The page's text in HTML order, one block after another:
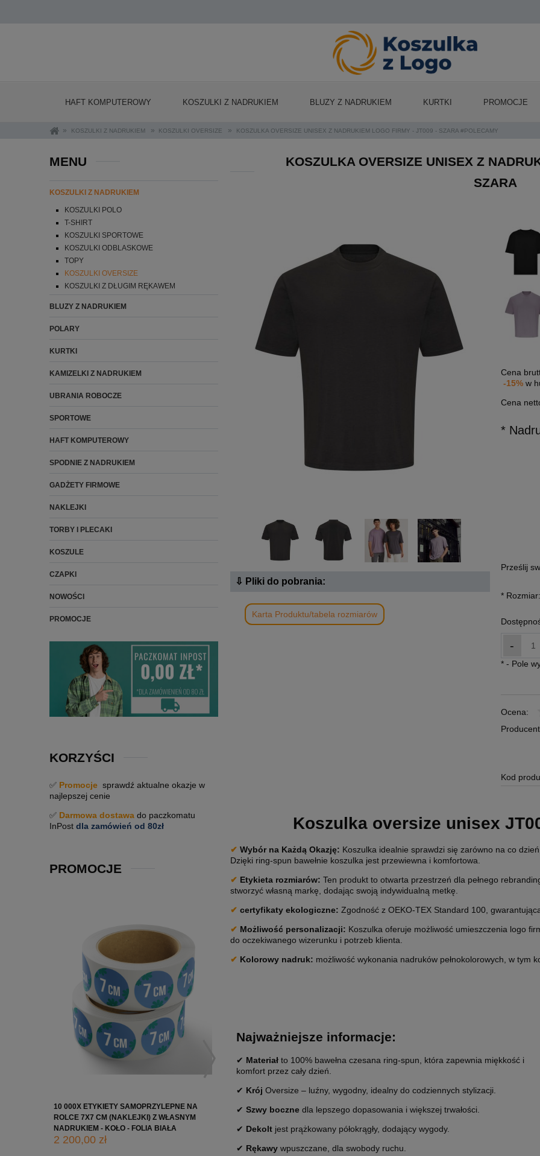
HAFT KOMPUTEROWY KOSZULKI Z NADRUKIEM BLUZY Z NADRUKIEM KURTKI PROMOCJE
» KOSZULKI Z NADRUKIEM » KOSZULKI OVERSIZE » KOSZULKA OVERSIZE UNISEX Z NADRUKIEM LOGO FIRMY - JT009 - SZARA #POLECAMY
MENU
KOSZULKI Z NADRUKIEM
KOSZULKI POLO
T-SHIRT
KOSZULKI SPORTOWE
KOSZULKI ODBLASKOWE
TOPY
KOSZULKI OVERSIZE
KOSZULKI Z DŁUGIM RĘKAWEM
BLUZY Z NADRUKIEM
POLARY
KURTKI
KAMIZELKI Z NADRUKIEM
UBRANIA ROBOCZE
SPORTOWE
HAFT KOMPUTEROWY
SPODNIE Z NADRUKIEM
GADŻETY FIRMOWE
NAKLEJKI
TORBY I PLECAKI
KOSZULE
CZAPKI
NOWOŚCI
PROMOCJE
KORZYŚCI
✅ Promocje sprawdź aktualne okazje w
najlepszej cenie
✅ Darmowa dostawa do paczkomatu
InPost dla zamówień od 80zł
PROMOCJE
10 000X ETYKIETY SAMOPRZYLEPNE NA
ROLCE 7X7 CM (NAKLEJKI) Z WŁASNYM
NADRUKIEM - KOŁO - FOLIA BIAŁA
2 200,00 zł
10 000X ETYKIETY SAMOPRZYLEPNE NA
NADRUKIEM - KOŁO - FOLIA BIAŁA
10 000X ETYKIETY
ROLCE 7X7 CM (NAKLEJKI) Z
NADRUKIEM - KWADRAT - FOLIA
KOSZULKA OVERSIZE UNISEX Z
SZARA
⇩ Pliki do pobrania:
Karta Produktu/tabela rozmiarów
Cena
-15%w
Cena
*
Prześlij
* Rozmiar:
-
* - Pole
Ocena:
Kod
Koszulka oversize unisex
✔ Wybór na Każdą Okazję: Koszulka idealnie sprawdzi się zarówno na co
Dzięki ring-spun bawełnie koszulka jest przewiewna i komfortowa.
✔ Etykieta rozmiarów: Ten produkt to otwarta przestrzeń dla pełnego
stworzyć własną markę, dodając swoją indywidualną metkę.
✔ certyfikaty ekologiczne: Zgodność z OEKO-TEX Standard 100,
✔ Możliwość personalizacji: Koszulka oferuje możliwość umieszczenia logo
do oczekiwanego wizerunku i potrzeb klienta.
✔ Kolorowy nadruk: możliwość wykonania nadruków pełnokolorowych, w tym
Najważniejsze informacje:
✔ Materiał to 100% bawełna czesana ring-spun, która zapewnia miękkość i
komfort przez cały dzień.
✔ Krój Oversize – luźny, wygodny, idealny do codziennych stylizacji.
✔ Szwy boczne dla lepszego dopasowania i większej trwałości.
✔ Dekolt jest prążkowany półokrągły, dodający wygody.
✔ Rękawy wpuszczane, dla swobody ruchu.